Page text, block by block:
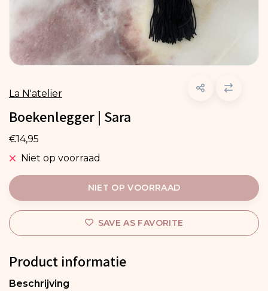
La N'atelier
Boekenlegger | Sara
€14,95
Niet op voorraad
NIET OP VOORRAAD
SAVE AS FAVORITE
Product informatie
Beschrijving